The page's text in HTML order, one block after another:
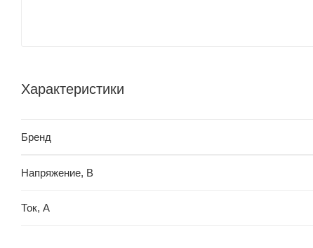
Характеристики
Бренд
Напряжение, В
Ток, А